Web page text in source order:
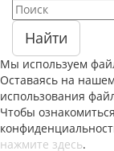
Найти
Мы используем
Оставаясь на
использования
Чтобы
нажмите здесь.